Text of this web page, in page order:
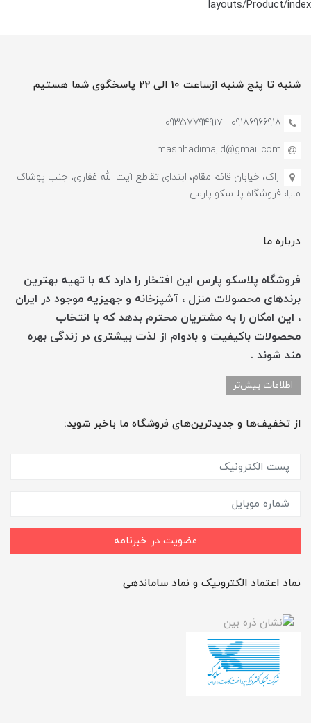
layouts/Product/index
شنبه تا پنج شنبه ازساعت 10 الی 22 پاسخگوی شما هستیم
09186966918 - 0935779491۷
mashhadimajid@gmail.com
اراک، خیابان قائم مقام، ابتدای تقاطع آیت الله غفاری، جنب پوشاک
مایا، فروشگاه پلاسکو پارس
درباره ما
فروشگاه پلاسکو پارس این افتخار را دارد که با تهیه بهترین
برندهای محصولات منزل ، آشپزخانه و جهیزیه موجود در ایران
، این امکان را به مشتریان محترم بدهد که با انتخاب
محصولات باکیفیت و بادوام از لذت بیشتری در زندگی بهره
مند شوند .
اطلاعات بیش‌تر
از تخفیف‌ها و جدیدترین‌های فروشگاه ما باخبر شوید:
عضویت در خبرنامه
نماد اعتماد الکترونیک و نماد ساماندهی